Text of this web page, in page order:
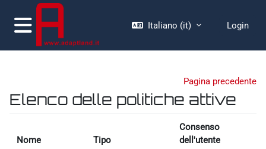
Vai al contenuto principale
Pannello laterale
Italiano ‎(it)‎ Login
Pagina precedente
Elenco delle politiche attive
Nome Tipo
Consenso
dell'utente